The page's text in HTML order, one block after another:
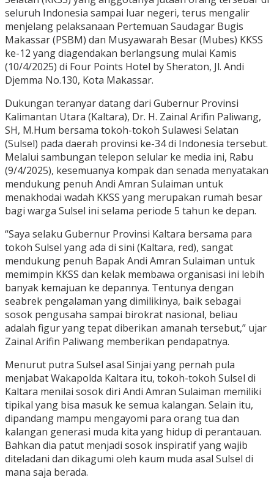
seluruh Indonesia sampai luar negeri, terus mengalir
menjelang pelaksanaan Pertemuan Saudagar Bugis
Makassar (PSBM) dan Musyawarah Besar (Mubes) KKSS
ke-12 yang diagendakan berlangsung mulai Kamis
(10/4/2025) di Four Points Hotel by Sheraton, Jl. Andi
Djemma No.130, Kota Makassar.
Dukungan teranyar datang dari Gubernur Provinsi
Kalimantan Utara (Kaltara), Dr. H. Zainal Arifin Paliwang,
SH, M.Hum bersama tokoh-tokoh Sulawesi Selatan
(Sulsel) pada daerah provinsi ke-34 di Indonesia tersebut.
Melalui sambungan telepon selular ke media ini, Rabu
(9/4/2025), kesemuanya kompak dan senada menyatakan
mendukung penuh Andi Amran Sulaiman untuk
menakhodai wadah KKSS yang merupakan rumah besar
bagi warga Sulsel ini selama periode 5 tahun ke depan.
“Saya selaku Gubernur Provinsi Kaltara bersama para
tokoh Sulsel yang ada di sini (Kaltara, red), sangat
mendukung penuh Bapak Andi Amran Sulaiman untuk
memimpin KKSS dan kelak membawa organisasi ini lebih
banyak kemajuan ke depannya. Tentunya dengan
seabrek pengalaman yang dimilikinya, baik sebagai
sosok pengusaha sampai birokrat nasional, beliau
adalah figur yang tepat diberikan amanah tersebut,” ujar
Zainal Arifin Paliwang memberikan pendapatnya.
Menurut putra Sulsel asal Sinjai yang pernah pula
menjabat Wakapolda Kaltara itu, tokoh-tokoh Sulsel di
Kaltara menilai sosok diri Andi Amran Sulaiman memiliki
tipikal yang bisa masuk ke semua kalangan. Selain itu,
dipandang mampu mengayomi para orang tua dan
kalangan generasi muda kita yang hidup di perantauan.
Bahkan dia patut menjadi sosok inspiratif yang wajib
diteladani dan dikagumi oleh kaum muda asal Sulsel di
mana saja berada.